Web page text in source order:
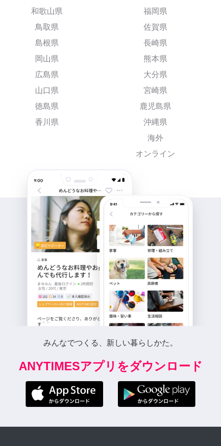
和歌山県
鳥取県
島根県
岡山県
広島県
山口県
徳島県
香川県
福岡県
佐賀県
長崎県
熊本県
大分県
宮崎県
鹿児島県
沖縄県
海外
オンライン
みんなでつくる、新しい暮らしかた。
ANYTIMESアプリをダウンロード